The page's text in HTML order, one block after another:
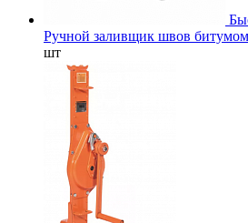
Ручной заливщик швов
шт